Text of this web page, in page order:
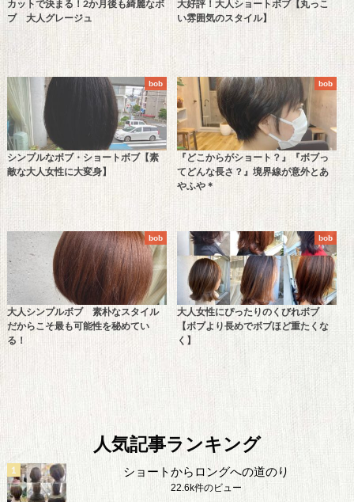
カットで決まる！2か月後も綺麗なボ
ブ 大人グレージュ
大好評！大人ショートボブ【丸っこ
い雰囲気のスタイル】
bob
シンプルなボブ・ショートボブ【素
敵な大人女性に大変身】
bob
『どこからがショート？』『ボブっ
てどんな長さ？』境界線が意外とあ
やふや＊
bob
大人シンプルボブ 素朴なスタイル
だからこそ最も可能性を秘めてい
る！
bob
大人女性にぴったりのくびれボブ
【ボブより長めでボブほど重たくな
く】
人気記事ランキング
ショートからロングへの道のり
22.6k件のビュー